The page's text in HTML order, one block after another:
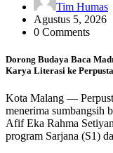
Tim Humas
Agustus 5, 2026
0 Comments
Dorong Budaya Baca
Karya Literasi ke
Kota Malang —
menerima sumbangsih
Afif Eka Rahma
program Sarjana (S1)